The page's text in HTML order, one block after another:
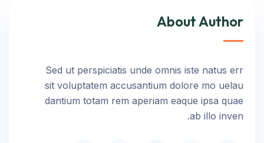
About Author
Sed ut perspiciatis unde omnis iste natus err
sit voluptatem accusantium dolore mo uelau
dantium totam rem aperiam eaque ipsa quae
ab illo inven.